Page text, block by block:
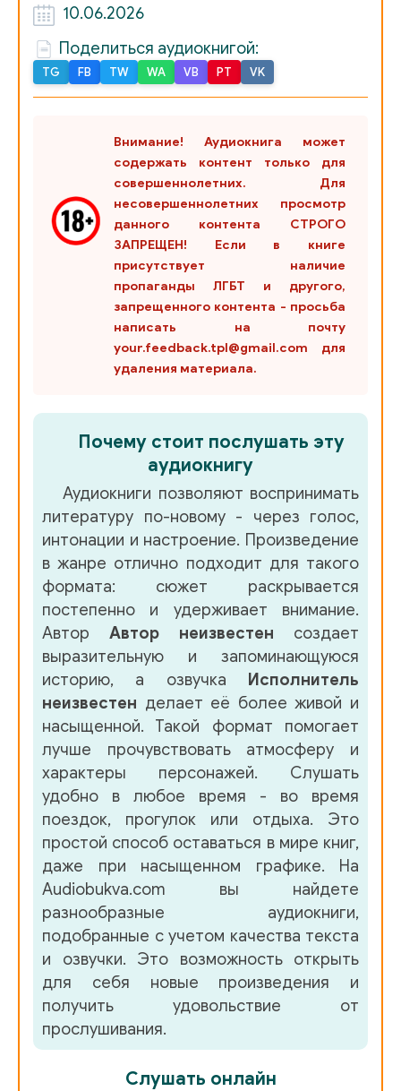
10.06.2026
Поделиться аудиокнигой:
TG FB TW WA VB PT VK
Внимание! Аудиокнига может
содержать контент только для
совершеннолетних. Для
несовершеннолетних просмотр
данного контента СТРОГО
ЗАПРЕЩЕН! Если в книге
присутствует наличие
пропаганды ЛГБТ и другого,
запрещенного контента - просьба
написать на почту
your.feedback.tpl@gmail.com для
удаления материала.
Почему стоит послушать эту
аудиокнигу
Аудиокниги позволяют воспринимать
литературу по-новому - через голос,
интонации и настроение. Произведение
в жанре отлично подходит для такого
формата: сюжет раскрывается
постепенно и удерживает внимание.
Автор Автор неизвестен создает
выразительную и запоминающуюся
историю, а озвучка
Исполнитель
неизвестен делает её более живой и
насыщенной. Такой формат помогает
лучше прочувствовать атмосферу и
характеры персонажей. Слушать
удобно в любое время - во время
поездок, прогулок или отдыха. Это
простой способ оставаться в мире книг,
даже при насыщенном графике. На
Audiobukva.com вы найдете
разнообразные аудиокниги,
подобранные с учетом качества текста
и озвучки. Это возможность открыть
для себя новые произведения и
получить удовольствие от
прослушивания.
Слушать онлайн